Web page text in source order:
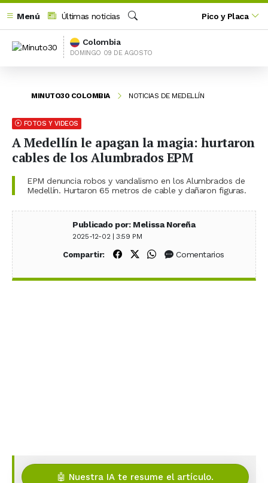
Menú
Últimas noticias
Buscar
Pico y Placa
Colombia
DOMINGO 09 DE AGOSTO
MINUTO30 COLOMBIA NOTICIAS DE MEDELLÍN
FOTOS Y VIDEOS
A Medellín le apagan la magia: hurtaron
cables de los Alumbrados EPM
EPM denuncia robos y vandalismo en los Alumbrados de
Medellín. Hurtaron 65 metros de cable y dañaron figuras.
Publicado por: Melissa Noreña
2025-12-02 | 3:59 PM
Compartir: Compartir en Facebook
Compartir en X (Twitter)
Compartir en WhatsApp
Comentarios
🤖 Nuestra IA te resume el artículo.